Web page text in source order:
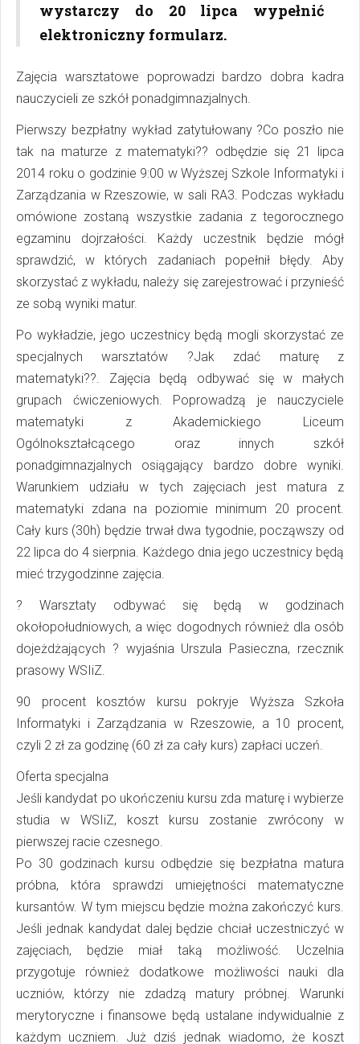
wystarczy do 20 lipca wypełnić
elektroniczny formularz.
Zajęcia warsztatowe poprowadzi bardzo dobra kadra
nauczycieli ze szkół ponadgimnazjalnych.
Pierwszy bezpłatny wykład zatytułowany ?Co poszło nie
tak na maturze z matematyki?? odbędzie się 21 lipca
2014 roku o godzinie 9:00 w Wyższej Szkole Informatyki i
Zarządzania w Rzeszowie, w sali RA3. Podczas wykładu
omówione zostaną wszystkie zadania z tegorocznego
egzaminu dojrzałości. Każdy uczestnik będzie mógł
sprawdzić, w których zadaniach popełnił błędy. Aby
skorzystać z wykładu, należy się zarejestrować i przynieść
ze sobą wyniki matur.
Po wykładzie, jego uczestnicy będą mogli skorzystać ze
specjalnych warsztatów ?Jak zdać maturę z
matematyki??. Zajęcia będą odbywać się w małych
grupach ćwiczeniowych. Poprowadzą je nauczyciele
matematyki z Akademickiego Liceum
Ogólnokształcącego oraz innych szkół
ponadgimnazjalnych osiągający bardzo dobre wyniki.
Warunkiem udziału w tych zajęciach jest matura z
matematyki zdana na poziomie minimum 20 procent.
Cały kurs (30h) będzie trwał dwa tygodnie, począwszy od
22 lipca do 4 sierpnia. Każdego dnia jego uczestnicy będą
mieć trzygodzinne zajęcia.
? Warsztaty odbywać się będą w godzinach
okołopołudniowych, a więc dogodnych również dla osób
dojeżdżających ? wyjaśnia Urszula Pasieczna, rzecznik
prasowy WSIiZ.
90 procent kosztów kursu pokryje Wyższa Szkoła
Informatyki i Zarządzania w Rzeszowie, a 10 procent,
czyli 2 zł za godzinę (60 zł za cały kurs) zapłaci uczeń.
Oferta specjalna
Jeśli kandydat po ukończeniu kursu zda maturę i wybierze
studia w WSIiZ, koszt kursu zostanie zwrócony w
pierwszej racie czesnego.
Po 30 godzinach kursu odbędzie się bezpłatna matura
próbna, która sprawdzi umiejętności matematyczne
kursantów. W tym miejscu będzie można zakończyć kurs.
Jeśli jednak kandydat dalej będzie chciał uczestniczyć w
zajęciach, będzie miał taką możliwość. Uczelnia
przygotuje również dodatkowe możliwości nauki dla
uczniów, którzy nie zdadzą matury próbnej. Warunki
merytoryczne i finansowe będą ustalane indywidualnie z
każdym uczniem. Już dziś jednak wiadomo, że koszt